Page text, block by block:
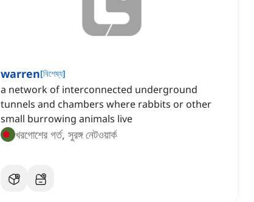
warren[বিশেষ্য]
a network of interconnected underground
tunnels and chambers where rabbits or other
small burrowing animals live
খরগোশের গর্ত, সুরঙ্গ নেটওয়ার্ক